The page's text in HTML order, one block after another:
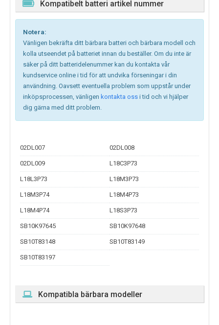
Kompatibelt batteri artikel nummer
Notera:
Vänligen bekräfta ditt bärbara batteri och bärbara modell och
kolla utseendet på batteriet innan du beställer. Om du inte är
säker på ditt batteridelenummer kan du kontakta vår
kundservice online i tid för att undvika förseningar i din
användning. Oavsett eventuella problem som uppstår under
inköpsprocessen, vänligen kontakta oss i tid och vi hjälper
dig gärna med ditt problem.
02DL007 02DL008
02DL009 L18C3P73
L18L3P73 L18M3P73
L18M3P74 L18M4P73
L18M4P74 L18S3P73
SB10K97645 SB10K97648
SB10T83148 SB10T83149
SB10T83197
Kompatibla bärbara modeller